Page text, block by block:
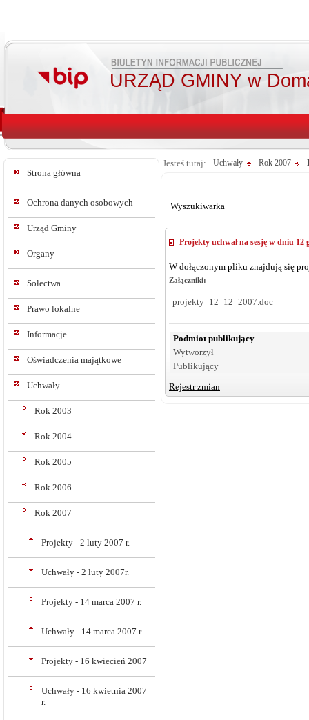
URZĄD GMINY w
Strona główna
Ochrona danych osobowych
Urząd Gminy
Organy
Sołectwa
Prawo lokalne
Informacje
Oświadczenia majątkowe
Uchwały
Rok 2003
Rok 2004
Rok 2005
Rok 2006
Rok 2007
Projekty - 2 luty 2007 r.
Uchwały - 2 luty 2007r.
Projekty - 14 marca 2007 r.
Uchwały - 14 marca 2007 r.
Projekty - 16 kwiecień 2007
Uchwały - 16 kwietnia 2007
r.
Jesteś tutaj: Uchwały Rok 2007
Wyszukiwarka
Projekty uchwał na sesję w dniu 12
W dołączonym pliku znajdują się
Załączniki:
projekty_12_12_2007.doc
Podmiot publikujący
Wytworzył
Publikujący
Rejestr zmian